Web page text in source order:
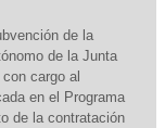
de la
de la Junta
cargo al
en el Programa
de la contratación